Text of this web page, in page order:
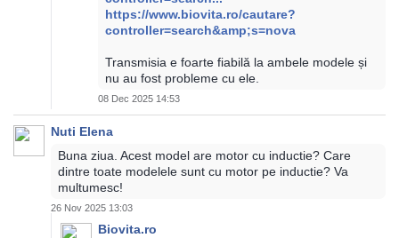
https://www.biovita.ro/cautare?
controller=search&amp;s=nova
Transmisia e foarte fiabilă la ambele modele și
nu au fost probleme cu ele.
08 Dec 2025 14:53
Nuti Elena
Buna ziua. Acest model are motor cu inductie? Care
dintre toate modelele sunt cu motor pe inductie? Va
multumesc!
26 Nov 2025 13:03
Biovita.ro